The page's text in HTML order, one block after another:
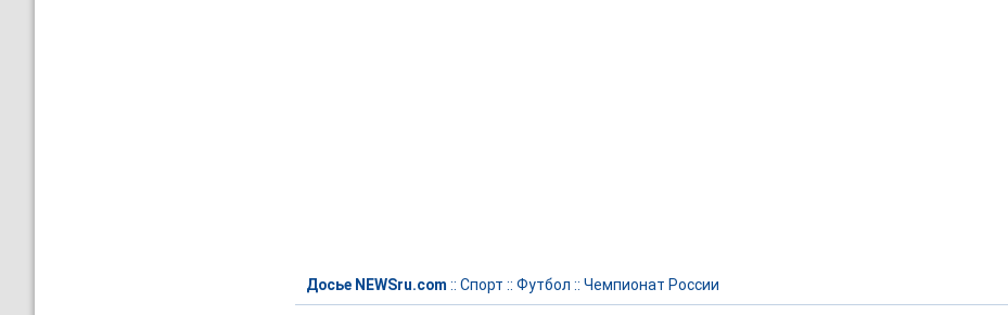
Досье NEWSru.com :: Спорт :: Футбол :: Чемпионат России